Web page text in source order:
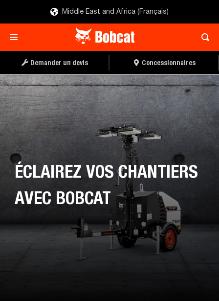
Middle East and Africa (Français)
Demander un devis Concessionnaires
ÉCLAIREZ VOS CHANTIERS
AVEC BOBCAT